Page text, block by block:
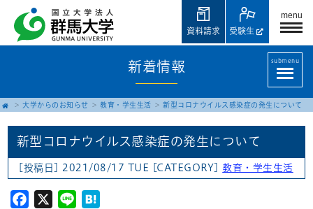
menu
受験生
資料請求
新着情報 submenu
大学からのお知らせ 教育・学生生活 新型コロナウイルス感染症の発生について
新型コロナウイルス感染症の発生について
[投稿日] 2021/08/17 TUE [CATEGORY] 教育・学生生活
Facebook
X Line